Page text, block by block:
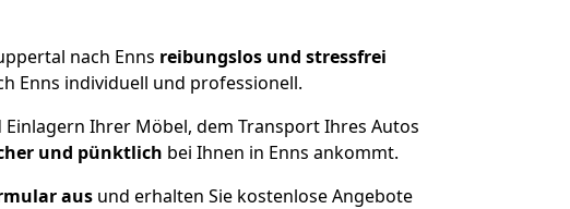
nach Enns reibungslos und stressfrei
Enns individuell und professionell.
Ihrer Möbel, dem Transport Ihres Autos
und pünktlich bei Ihnen in Enns ankommt.
ausund erhalten Sie kostenlose Angebote